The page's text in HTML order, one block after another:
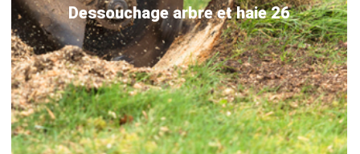
Dessouchage arbre et haie 26